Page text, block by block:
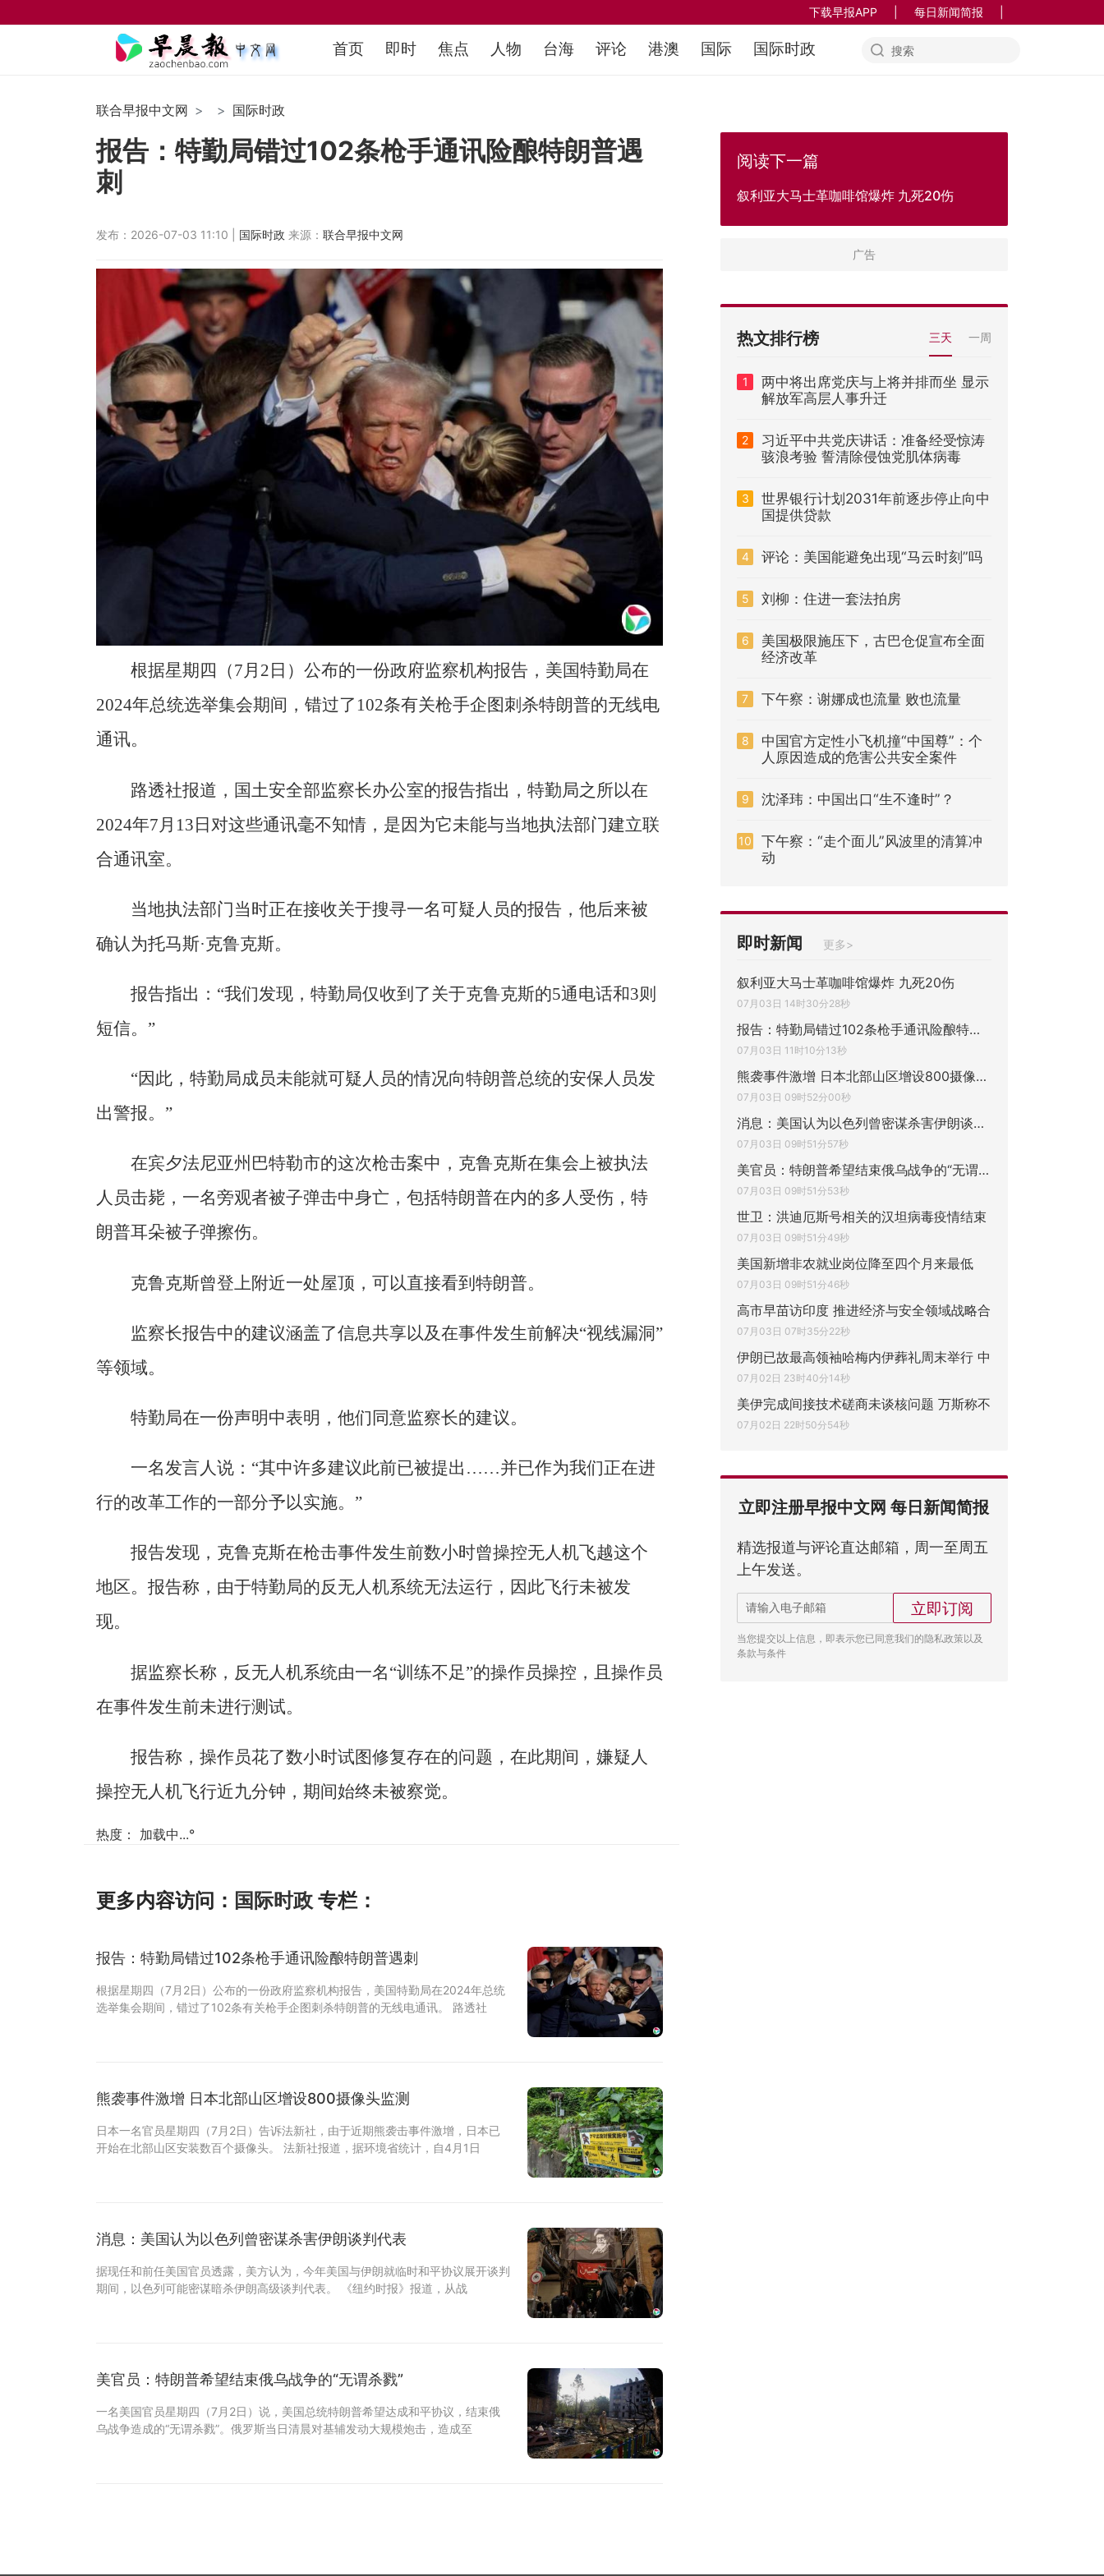
下载早报APP 每日新闻简报
首页 即时 焦点 人物 台海 评论 港澳 国际 国际时政
联合早报中文网 国际时政
报告：特勤局错过102条枪手通讯险酿特朗普遇
刺
发布：2026-07-03 11:10 | 国际时政 来源： 联合早报中文网
根据星期四（7月2日）公布的一份政府监察机构报告，美国特勤局在
2024年总统选举集会期间，错过了102条有关枪手企图刺杀特朗普的无线电
通讯。
路透社报道，国土安全部监察长办公室的报告指出，特勤局之所以在
2024年7月13日对这些通讯毫不知情，是因为它未能与当地执法部门建立联
合通讯室。
当地执法部门当时正在接收关于搜寻一名可疑人员的报告，他后来被
确认为托马斯·克鲁克斯。
报告指出：“我们发现，特勤局仅收到了关于克鲁克斯的5通电话和3则
短信。”
“因此，特勤局成员未能就可疑人员的情况向特朗普总统的安保人员发
出警报。”
在宾夕法尼亚州巴特勒市的这次枪击案中，克鲁克斯在集会上被执法
人员击毙，一名旁观者被子弹击中身亡，包括特朗普在内的多人受伤，特
朗普耳朵被子弹擦伤。
克鲁克斯曾登上附近一处屋顶，可以直接看到特朗普。
监察长报告中的建议涵盖了信息共享以及在事件发生前解决“视线漏洞”
等领域。
特勤局在一份声明中表明，他们同意监察长的建议。
一名发言人说：“其中许多建议此前已被提出……并已作为我们正在进
行的改革工作的一部分予以实施。”
报告发现，克鲁克斯在枪击事件发生前数小时曾操控无人机飞越这个
地区。报告称，由于特勤局的反无人机系统无法运行，因此飞行未被发
现。
据监察长称，反无人机系统由一名“训练不足”的操作员操控，且操作员
在事件发生前未进行测试。
报告称，操作员花了数小时试图修复存在的问题，在此期间，嫌疑人
操控无人机飞行近九分钟，期间始终未被察觉。
热度： 加载中...°
更多内容访问： 国际时政 专栏：
报告：特勤局错过102条枪手通讯险酿特朗普遇刺
根据星期四（7月2日）公布的一份政府监察机构报告，美国特勤局在2024年总统
选举集会期间，错过了102条有关枪手企图刺杀特朗普的无线电通讯。 路透社
熊袭事件激增 日本北部山区增设800摄像头监测
日本一名官员星期四（7月2日）告诉法新社，由于近期熊袭击事件激增，日本已
开始在北部山区安装数百个摄像头。 法新社报道，据环境省统计，自4月1日
消息：美国认为以色列曾密谋杀害伊朗谈判代表
据现任和前任美国官员透露，美方认为，今年美国与伊朗就临时和平协议展开谈判
期间，以色列可能密谋暗杀伊朗高级谈判代表。 《纽约时报》报道，从战
美官员：特朗普希望结束俄乌战争的“无谓杀戮”
一名美国官员星期四（7月2日）说，美国总统特朗普希望达成和平协议，结束俄
乌战争造成的“无谓杀戮”。俄罗斯当日清晨对基辅发动大规模炮击，造成至
阅读下一篇
叙利亚大马士革咖啡馆爆炸 九死20伤
热文排行榜 三天 一周
1
两中将出席党庆与上将并排而坐 显示
解放军高层人事升迁
2
习近平中共党庆讲话：准备经受惊涛
骇浪考验 誓清除侵蚀党肌体病毒
3
世界银行计划2031年前逐步停止向中
国提供贷款
4 评论：美国能避免出现“马云时刻”吗
5 刘柳：住进一套法拍房
6
美国极限施压下，古巴仓促宣布全面
经济改革
7 下午察：谢娜成也流量 败也流量
8
中国官方定性小飞机撞“中国尊”：个
人原因造成的危害公共安全案件
9 沈泽玮：中国出口“生不逢时”？
10
下午察：“走个面儿”风波里的清算冲
动
即时新闻 更多>
叙利亚大马士革咖啡馆爆炸 九死20伤
07月03日 14时30分28秒
报告：特勤局错过102条枪手通讯险酿特朗普
07月03日 11时10分13秒
熊袭事件激增 日本北部山区增设800摄像头监
07月03日 09时52分00秒
消息：美国认为以色列曾密谋杀害伊朗谈判代
07月03日 09时51分57秒
美官员：特朗普希望结束俄乌战争的“无谓杀
07月03日 09时51分53秒
世卫：洪迪厄斯号相关的汉坦病毒疫情结束
07月03日 09时51分49秒
美国新增非农就业岗位降至四个月来最低
07月03日 09时51分46秒
高市早苗访印度 推进经济与安全领域战略合
07月03日 07时35分22秒
伊朗已故最高领袖哈梅内伊葬礼周末举行 中
07月02日 23时40分14秒
美伊完成间接技术磋商未谈核问题 万斯称不
07月02日 22时50分54秒
立即注册早报中文网 每日新闻简报
精选报道与评论直达邮箱，周一至周五
上午发送。
立即订阅
当您提交以上信息，即表示您已同意我们的隐私政策以及
条款与条件